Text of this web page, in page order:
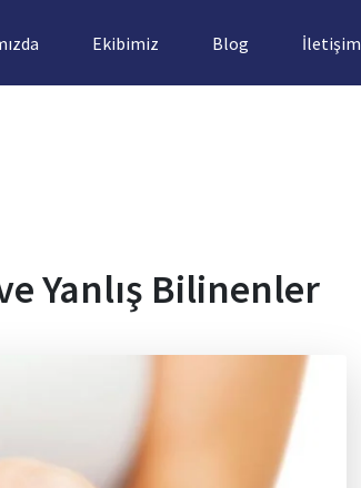
Ekibimiz Blog İletişim
Yanlış Bilinenler